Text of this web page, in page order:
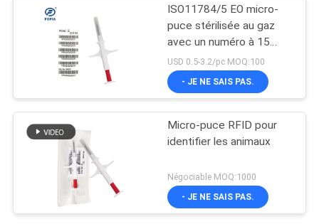
ISO11784/5 EO micro-
puce stérilisée au gaz
avec un numéro à 15
chiffres comme numéro
d'identification animale
USD 0.5-3.2/pc MOQ:100
- JE NE SAIS PAS.
Micro-puce RFID pour
identifier les animaux
Négociable MOQ:1000
- JE NE SAIS PAS.